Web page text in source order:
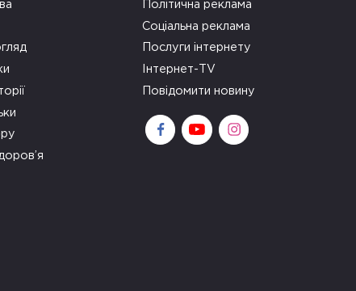
Політична реклама
Соціальна реклама
Послуги інтернету
Інтернет-TV
Повідомити новину